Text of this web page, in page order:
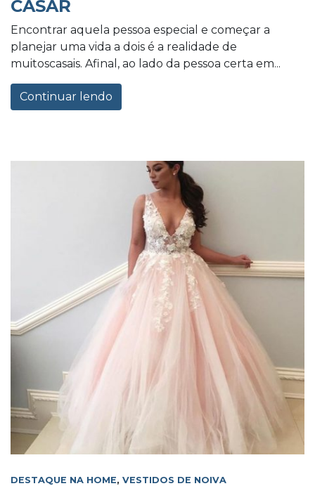
CASAR
Encontrar aquela pessoa especial e começar a
planejar uma vida a dois é a realidade de
muitoscasais. Afinal, ao lado da pessoa certa em...
Continuar lendo
DESTAQUE NA HOME, VESTIDOS DE NOIVA